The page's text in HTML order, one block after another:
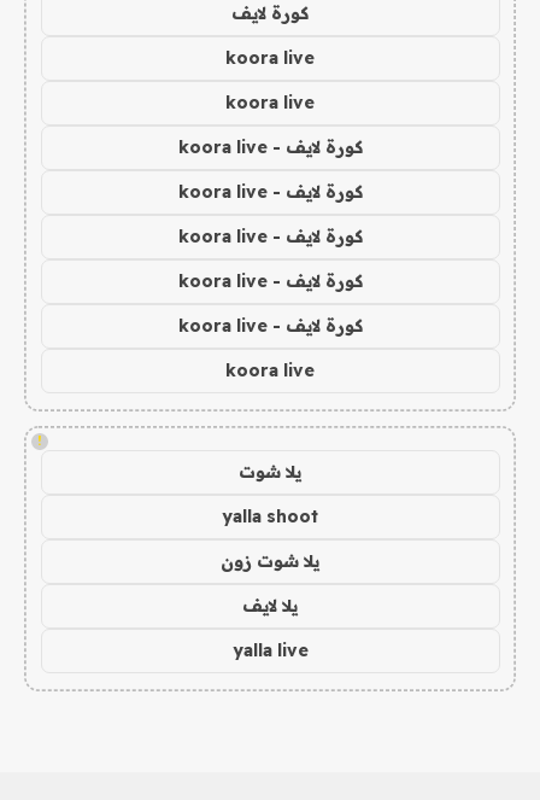
كورة لايف
koora live
koora live
كورة لايف - koora live
كورة لايف - koora live
كورة لايف - koora live
كورة لايف - koora live
كورة لايف - koora live
koora live
!
يلا شوت
yalla shoot
يلا شوت زون
يلا لايف
yalla live